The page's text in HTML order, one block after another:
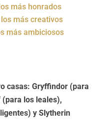
más honrados
más creativos
más ambiciosos
casas: Gryffindor (para
los leales),
y Slytherin